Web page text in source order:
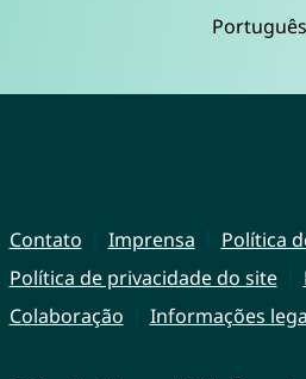
Contato Imprensa
Política
Política de privacidade do site
Colaboração
Informações